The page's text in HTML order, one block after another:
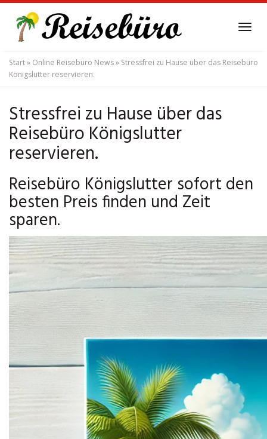
main
content
Start» Online Reisebüro News» Stressfrei zu Hause über das Reisebüro
Königslutter reservieren.
Stressfrei zu Hause über das
Reisebüro Königslutter
reservieren.
Reisebüro Königslutter sofort den
besten Preis finden und Zeit
sparen.